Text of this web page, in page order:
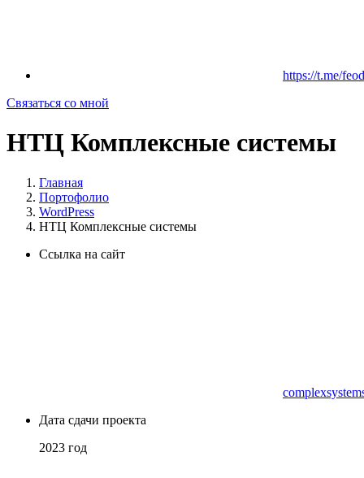
https://t.me/
Связаться со мной
НТЦ Комплексные системы
Главная
Портофолио
WordPress
НТЦ Комплексные системы
Ссылка на сайт
Дата сдачи проекта
2023 год